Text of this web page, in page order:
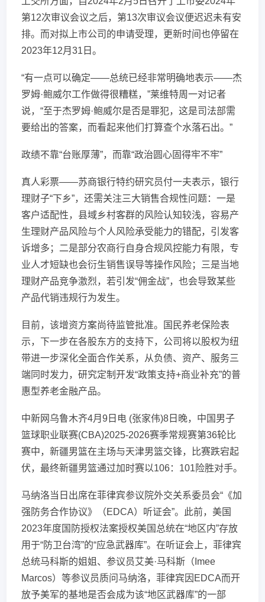
第12次审议会议之后，第13次审议会议便迟迟未有安
排。而对拟上市公司的申请受理，更新时间也停留在
2023年12月31日。
“有一点可以确定——总统已经非常明确地表示——杰
罗姆·鲍威尔工作做得很糟糕，”莱维特周一对记者
说，“至于杰罗姆·鲍威尔是否是罪犯，这是司法部需
要给出的答案，而看起来他们打算查个水落石出。”
政绩不靠“台账厚薄”，而靠“政治圆心固得牢不牢”
真人彩票——苏商银行特约研究员付一夫表示，银行
理财子“下乡”，还需关注三大销售合规性问题：一是
客户适配性，县域乡村客群的风险认知较浅，容易产
生理财产品风险与个人风险承受能力的错配，引发客
诉增多；二是部分农商行自身合规风控能力有限，专
业人才短缺也会衍生销售误导等操作风险；三是当地
理财产品竞争激烈，若引发“佣金战”，也会导致某些
产品代销违规行为发生。
目前，该增资方案尚待监管批准。国民养老保险表
示，下一步在各股东方的支持下，公司将以股权为纽
带进一步深化全面合作关系，从负债、资产、服务三
端同时发力，研究定制开发“政策支持+商业补充”的普
惠型养老金融产品。
中新网乌鲁木齐4月9日电 (张家伟)8日晚，中国男子
篮球职业联赛(CBA)2025-2026赛季常规赛第36轮比
赛中，新疆男篮在主场与天津男篮交锋，比赛跌宕起
伏，最终新疆男篮通过加时赛以106：101险胜对手。
马纳洛当日出席在菲律宾参议院外交关系委员会“《加
强防务合作协议》（EDCA）听证会”。此前，美国
2023年度国防授权法案授权美国总统在“地区内”存放
用于“防卫台湾”的“应急武器库”。在听证会上，菲律宾
总统马科斯的姐姐、参议员艾美·马科斯（Imee
Marcos）等参议员质问马纳洛，菲律宾因EDCA而开
放予美军的基地是否会成为该“地区武器库”的一部